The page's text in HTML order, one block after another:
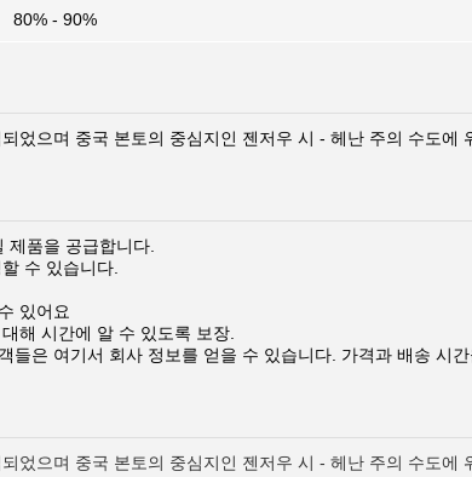
80% - 90%
었으며 중국 본토의 중심지인 젠저우 시 - 헤난 주의 수도에
제품을 공급합니다.
수 있습니다.
있어요
해 시간에 알 수 있도록 보장.
들은 여기서 회사 정보를 얻을 수 있습니다. 가격과 배송 시
었으며 중국 본토의 중심지인 젠저우 시 - 헤난 주의 수도에